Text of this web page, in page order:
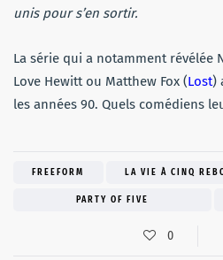
unis pour s’en sortir.
La série qui a notamment révélée
Love Hewitt ou Matthew Fox (Lost)
les années 90. Quels comédiens
FREEFORM LA VIE À CINQ
PARTY OF FIVE
0